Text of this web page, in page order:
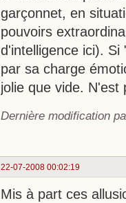
garçonnet, en
pouvoirs
d'intelligence ici).
par sa charge
jolie que vide. N'est
Dernière modification
22-07-2008 00:02:19
Mis à part ces